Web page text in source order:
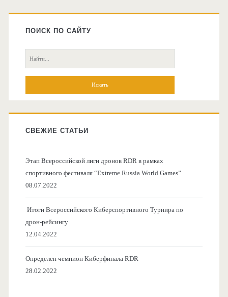
Главная
боковая
колонка
ПОИСК ПО САЙТУ
Поиск:
СВЕЖИЕ СТАТЬИ
Этап Всероссийской лиги дронов RDR в рамках
спортивного фестиваля “Extreme Russia World Games”
08.07.2022
Итоги Всероссийского Киберспортивного Турнира по
дрон-рейсингу
12.04.2022
Определен чемпион Киберфинала RDR
28.02.2022